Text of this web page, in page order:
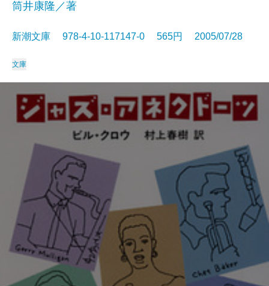
筒井康隆／著
新潮文庫 978-4-10-117147-0 565円 2005/07/28
文庫